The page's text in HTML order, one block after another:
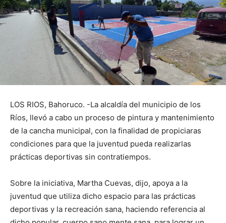
LOS RIOS, Bahoruco. -La alcaldía del municipio de los
Ríos, llevó a cabo un proceso de pintura y mantenimiento
de la cancha municipal, con la finalidad de propiciaras
condiciones para que la juventud pueda realizarlas
prácticas deportivas sin contratiempos.
Sobre la iniciativa, Martha Cuevas, dijo, apoya a la
juventud que utiliza dicho espacio para las prácticas
deportivas y la recreación sana, haciendo referencia al